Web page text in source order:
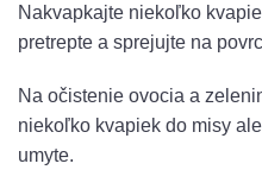
Nakvapkajte niekoľko
pretrepte a sprejujte na
Na očistenie ovocia a
niekoľko kvapiek do misy
umyte.